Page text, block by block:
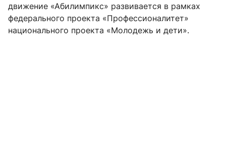
движение «Абилимпикс» развивается в рамках
федерального проекта «Профессионалитет»
национального проекта «Молодежь и дети».